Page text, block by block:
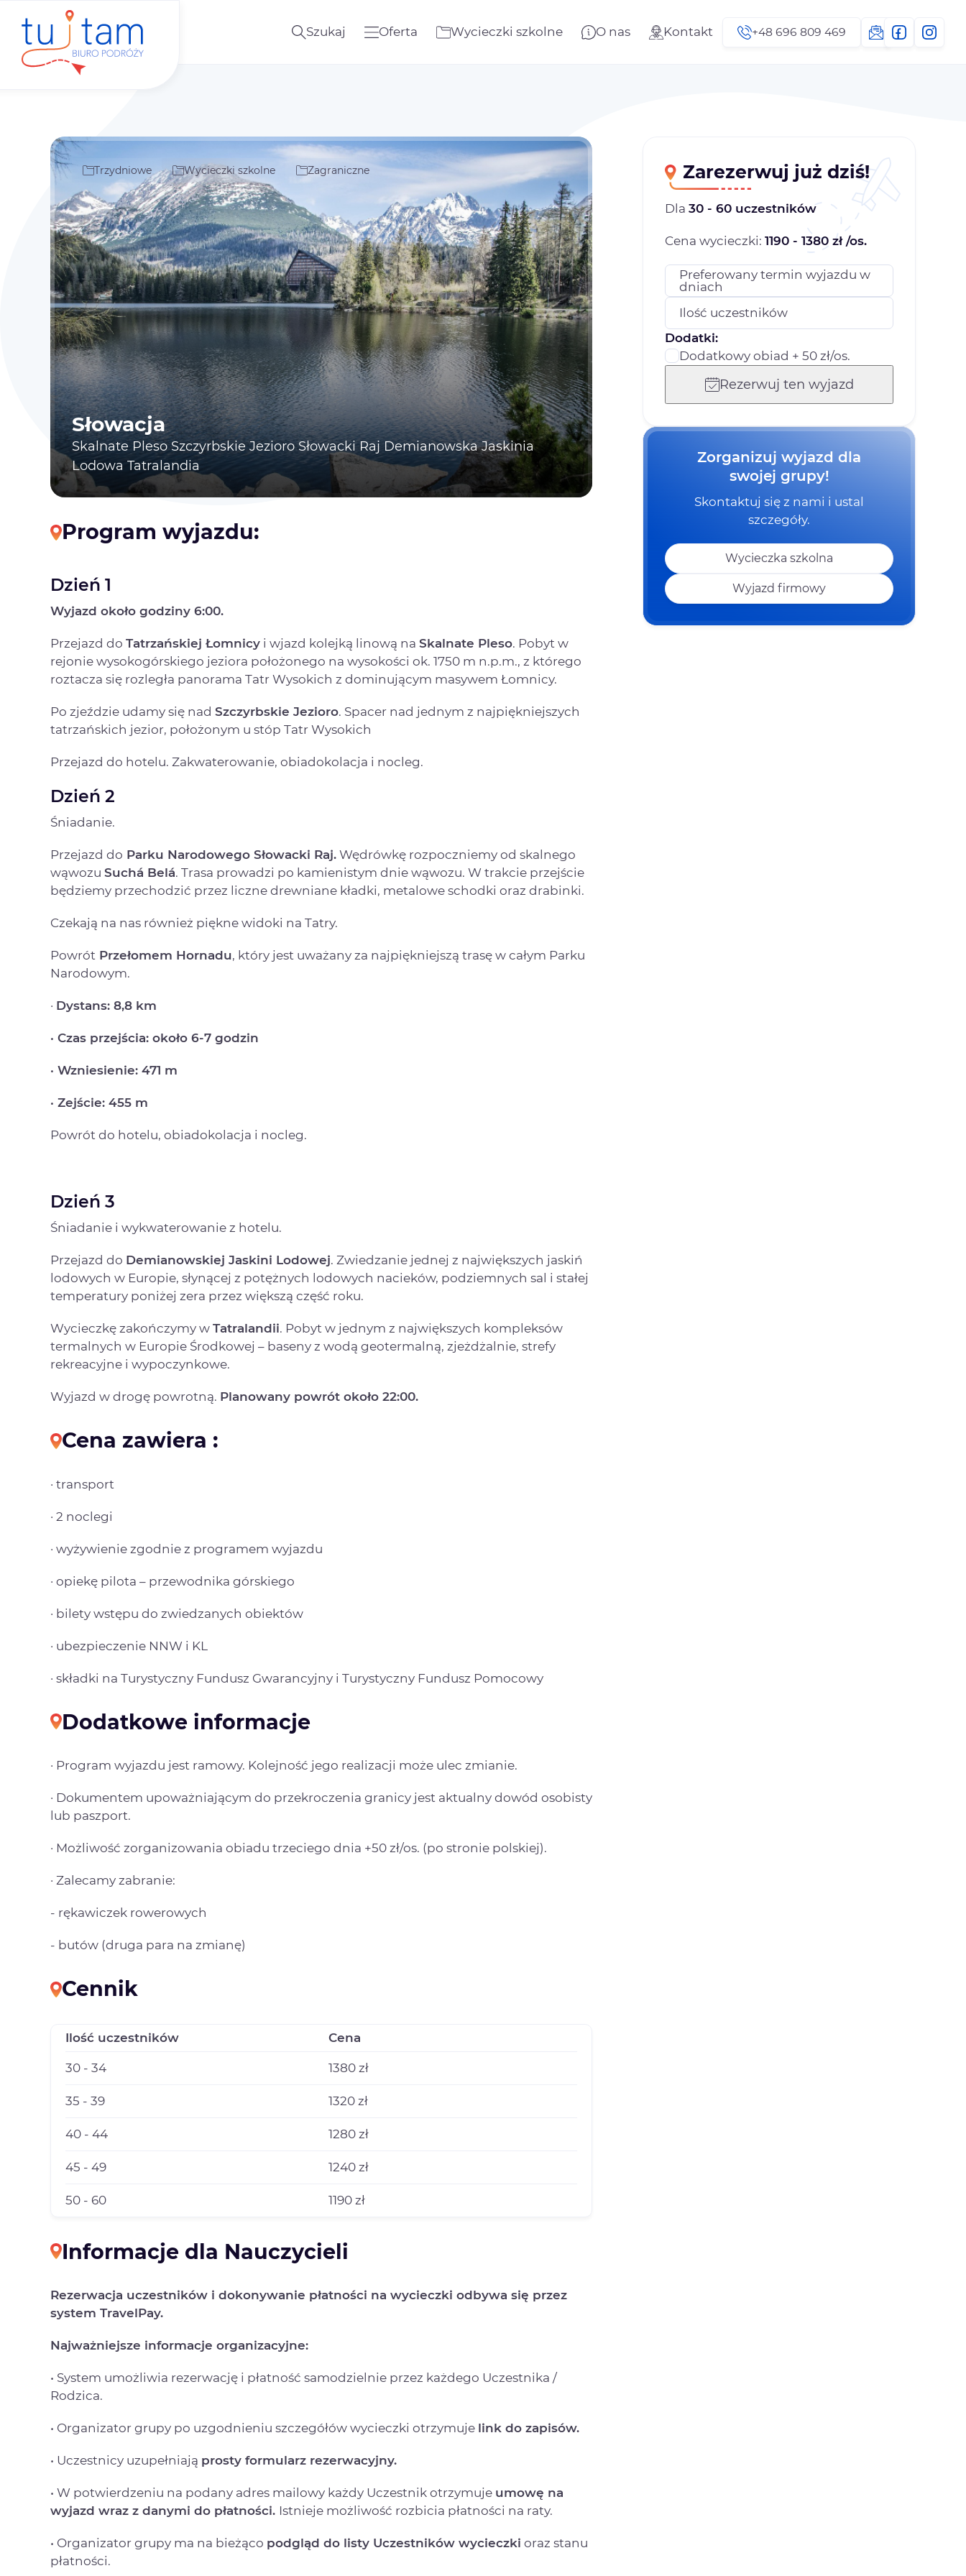
Szukaj Oferta Wycieczki szkolne O nas Kontakt +48 696 809 469
Słowacja
Skalnate Pleso Szczyrbskie Jezioro Słowacki Raj Demianowska Jaskinia
Lodowa Tatralandia
Trzydniowe Wycieczki szkolne Zagraniczne
Program wyjazdu:
Dzień 1
Wyjazd około godziny 6:00.
Przejazd do Tatrzańskiej Łomnicy i wjazd kolejką linową na Skalnate Pleso. Pobyt w
rejonie wysokogórskiego jeziora położonego na wysokości ok. 1750 m n.p.m., z którego
roztacza się rozległa panorama Tatr Wysokich z dominującym masywem Łomnicy.
Po zjeździe udamy się nad Szczyrbskie Jezioro. Spacer nad jednym z najpiękniejszych
tatrzańskich jezior, położonym u stóp Tatr Wysokich
Przejazd do hotelu. Zakwaterowanie, obiadokolacja i nocleg.
Dzień 2
Śniadanie.
Przejazd do Parku Narodowego Słowacki Raj. Wędrówkę rozpoczniemy od skalnego
wąwozu Suchá Belá. Trasa prowadzi po kamienistym dnie wąwozu. W trakcie przejście
będziemy przechodzić przez liczne drewniane kładki, metalowe schodki oraz drabinki.
Czekają na nas również piękne widoki na Tatry.
Powrót Przełomem Hornadu, który jest uważany za najpiękniejszą trasę w całym Parku
Narodowym.
· Dystans: 8,8 km
· Czas przejścia: około 6-7 godzin
· Wzniesienie: 471 m
· Zejście: 455 m
Powrót do hotelu, obiadokolacja i nocleg.
Dzień 3
Śniadanie i wykwaterowanie z hotelu.
Przejazd do Demianowskiej Jaskini Lodowej. Zwiedzanie jednej z największych jaskiń
lodowych w Europie, słynącej z potężnych lodowych nacieków, podziemnych sal i stałej
temperatury poniżej zera przez większą część roku.
Wycieczkę zakończymy w Tatralandii. Pobyt w jednym z największych kompleksów
termalnych w Europie Środkowej – baseny z wodą geotermalną, zjeżdżalnie, strefy
rekreacyjne i wypoczynkowe.
Wyjazd w drogę powrotną. Planowany powrót około 22:00.
Cena zawiera :
· transport
· 2 noclegi
· wyżywienie zgodnie z programem wyjazdu
· opiekę pilota – przewodnika górskiego
· bilety wstępu do zwiedzanych obiektów
· ubezpieczenie NNW i KL
· składki na Turystyczny Fundusz Gwarancyjny i Turystyczny Fundusz Pomocowy
Dodatkowe informacje
· Program wyjazdu jest ramowy. Kolejność jego realizacji może ulec zmianie.
· Dokumentem upoważniającym do przekroczenia granicy jest aktualny dowód osobisty
lub paszport.
· Możliwość zorganizowania obiadu trzeciego dnia +50 zł/os. (po stronie polskiej).
· Zalecamy zabranie:
- rękawiczek rowerowych
- butów (druga para na zmianę)
Cennik
Ilość uczestników Cena
30 - 34 1380 zł
35 - 39 1320 zł
40 - 44 1280 zł
45 - 49 1240 zł
50 - 60 1190 zł
Informacje dla Nauczycieli
Rezerwacja uczestników i dokonywanie płatności na wycieczki odbywa się przez
system TravelPay.
Najważniejsze informacje organizacyjne:
• System umożliwia rezerwację i płatność samodzielnie przez każdego Uczestnika /
Rodzica.
• Organizator grupy po uzgodnieniu szczegółów wycieczki otrzymuje link do zapisów.
• Uczestnicy uzupełniają prosty formularz rezerwacyjny.
• W potwierdzeniu na podany adres mailowy każdy Uczestnik otrzymuje umowę na
wyjazd wraz z danymi do płatności. Istnieje możliwość rozbicia płatności na raty.
• Organizator grupy ma na bieżąco podgląd do listy Uczestników wycieczki oraz stanu
płatności.
Zarezerwuj już dziś!
Dla 30 - 60 uczestników
Cena wycieczki: 1190 - 1380 zł /os.
Preferowany termin wyjazdu w
dniach
Ilość uczestników
Dodatki:
Dodatkowy obiad + 50 zł/os.
Rezerwuj ten wyjazd
Zorganizuj wyjazd dla
swojej grupy!
Skontaktuj się z nami i ustal
szczegóły.
Wycieczka szkolna
Wyjazd firmowy